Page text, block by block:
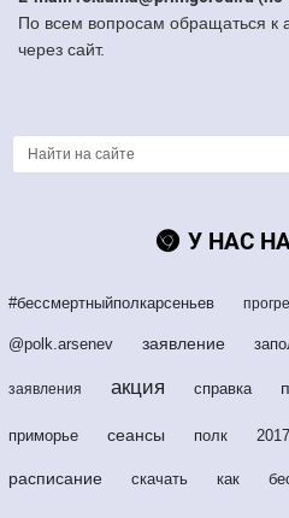
По всем вопросам обращаться к
через сайт.
У НАС
#бессмертныйполкарсеньев
@polk.arsenev заявление
заявления акция справка
приморье сеансы полк 2017
расписание скачать как